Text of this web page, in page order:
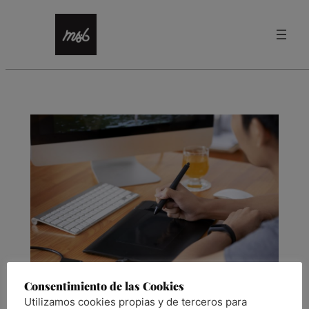
contenido
Etiqueta:
Consentimiento de las Cookies
Utilizamos cookies propias y de terceros para